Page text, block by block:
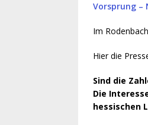
Vorsprung –
Im
Hier die
Sind die
Die
hessischen